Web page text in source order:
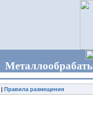
| Правила размещения